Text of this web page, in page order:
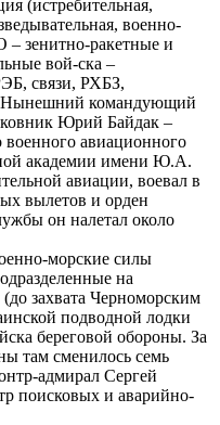
(истребительная,
военно-
– зенитно-ракетные и
вой-ска –
связи, РХБЗ,
Нынешний командующий
Юрий Байдак –
авиационного
академии имени Ю.А.
авиации, воевал в
вылетов и орден
он налетал около
морские силы
на
захвата Черноморским
подводной лодки
береговой обороны. За
там сменилось семь
адмирал Сергей
поисковых и аварийно-